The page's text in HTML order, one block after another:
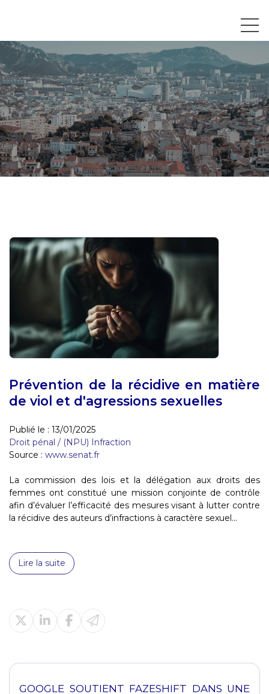
Prévention de la récidive en matière
de viol et d'agressions sexuelles
Publié le : 13/01/2025
Droit pénal / (NPU) Infraction
Source : www.senat.fr
La commission des lois et la délégation aux droits des
femmes ont constitué une mission conjointe de contrôle
afin d’évaluer l’efficacité des mesures visant à lutter contre
la récidive des auteurs d’infractions à caractère sexuel...
Lire la suite
GOOGLE SOUTIENT FAZESHIFT DANS UNE